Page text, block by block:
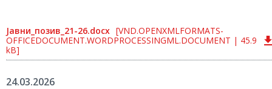
Јавни_позив_21-26.docx [VND.OPENXMLFORMATS-
OFFICEDOCUMENT.WORDPROCESSINGML.DOCUMENT | 45.9
kB]
24.03.2026